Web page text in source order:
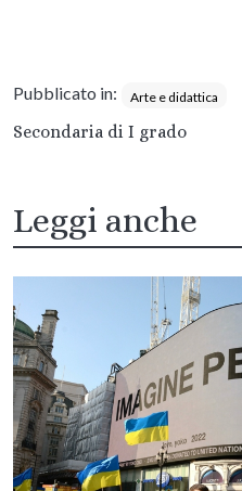
Pubblicato in: Arte e didattica
Secondaria di I grado
Leggi anche